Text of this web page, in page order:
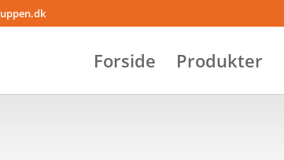
Forside Produkter